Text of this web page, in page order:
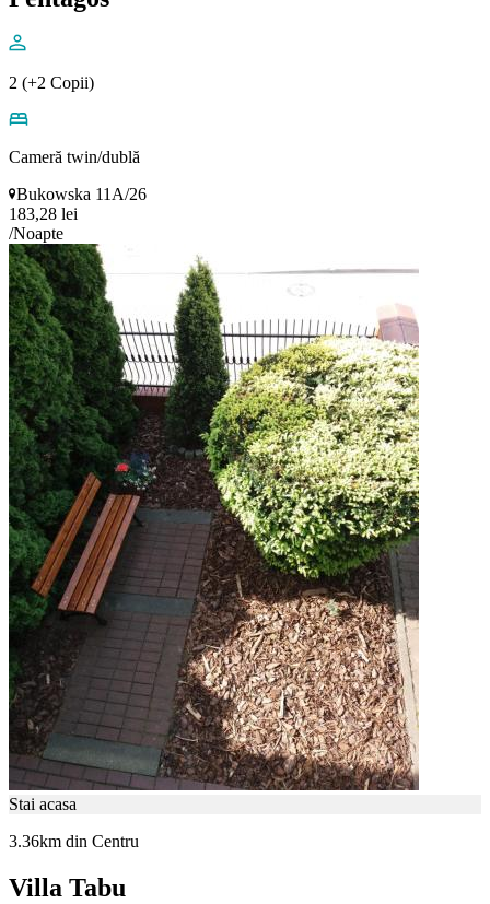
2 (+2 Copii)
Cameră twin/dublă
Bukowska 11A/26
183,28 lei
/Noapte
Stai acasa
3.36km din Centru
Villa Tabu